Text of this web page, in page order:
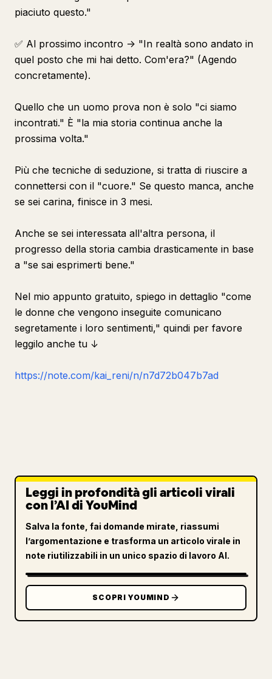
piaciuto questo."
✅ Al prossimo incontro -> "In realtà sono andato in
quel posto che mi hai detto. Com'era?" (Agendo
concretamente).
Quello che un uomo prova non è solo "ci siamo
incontrati." È "la mia storia continua anche la
prossima volta."
Più che tecniche di seduzione, si tratta di riuscire a
connettersi con il "cuore." Se questo manca, anche
se sei carina, finisce in 3 mesi.
Anche se sei interessata all'altra persona, il
progresso della storia cambia drasticamente in base
a "se sai esprimerti bene."
Nel mio appunto gratuito, spiego in dettaglio "come
le donne che vengono inseguite comunicano
segretamente i loro sentimenti," quindi per favore
leggilo anche tu ↓
https://note.com/kai_reni/n/n7d72b047b7ad
Leggi in profondità gli articoli virali
con l’AI di YouMind
Salva la fonte, fai domande mirate, riassumi
l’argomentazione e trasforma un articolo virale in
note riutilizzabili in un unico spazio di lavoro AI.
SCOPRI YOUMIND